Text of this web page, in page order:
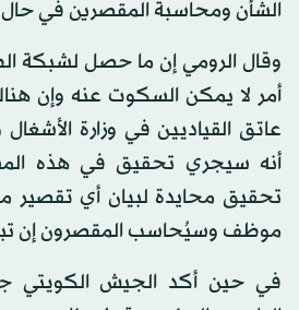
الشأن ومحاسبة المقصرين في
وقال الرومي إن ما حصل لشبكة
أمر لا يمكن السكوت عنه وإن
عاتق القياديين في وزارة
أنه سيجري تحقيق في هذه
تحقيق محايدة لبيان أي
موظف وسيُحاسب المقصرون إن
في حين أكد الجيش الكويتي